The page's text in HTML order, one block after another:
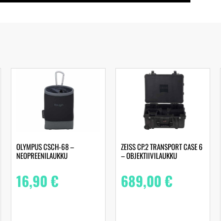
OLYMPUS CSCH-68 –
NEOPREENILAUKKU
16,90€
ZEISS CP.2 TRANSPORT CASE 6
– OBJEKTIIVILAUKKU
689,00€